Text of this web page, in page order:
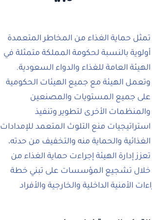
تمثل حماية الغذاء من المخاطر المتعمدة
أولوية بالنسبة لحكومة المملكة متمثلة في
الهيئة العامة للغذاء والدواء السعودية.
وتعمل الهيئة مع جميع الهيئات الحكومية
على جميع المستويات والمصنعين
والمنظمات الأخرى لتطوير وتنفيذ
استراتيجيات منع التلوث المتعمد للإمدادات
الغذائية والحماية منه والتخفيف من حدته،
تعزز إدارة الهيئة إجراءت حماية الغذاء من
خلال تشجيع المؤسسات على تبني خطة
الأمنية الداخلية والخارجية والأفراد